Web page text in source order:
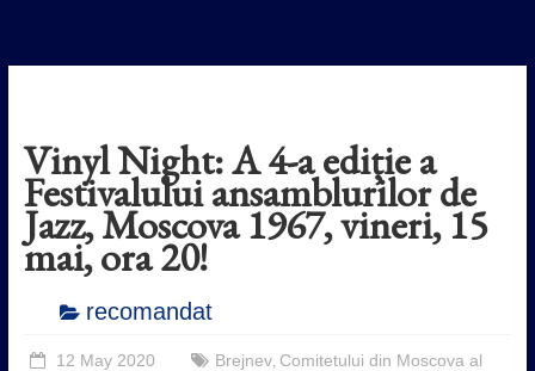
Vinyl Night: A 4-a ediție a
Festivalului ansamblurilor de
Jazz, Moscova 1967, vineri, 15
mai, ora 20!
recomandat
12 May 2020 Brejnev, Comitetului din Moscova al